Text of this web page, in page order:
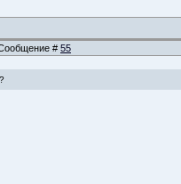
# 55